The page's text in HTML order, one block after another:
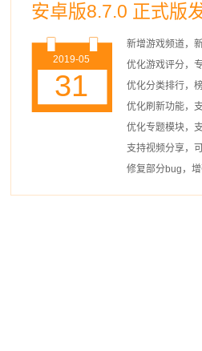
安卓版8.7.0 正式版
2019-05
31
新增游戏频道，
优化游戏评分，
优化分类排行，
优化刷新功能，
优化专题模块，
支持视频分享，
修复部分bug，增